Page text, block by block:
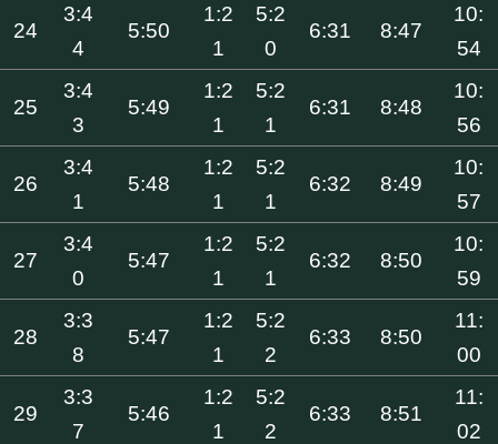
24
3:4
4
5:50
1:2
1
5:2
0
6:31 8:47
10:
54
25
3:4
3
5:49
1:2
1
5:2
1
6:31 8:48
10:
56
26
3:4
1
5:48
1:2
1
5:2
1
6:32 8:49
10:
57
27
3:4
0
5:47
1:2
1
5:2
1
6:32 8:50
10:
59
28
3:3
8
5:47
1:2
1
5:2
2
6:33 8:50
11:
00
29
3:3
7
5:46
1:2
1
5:2
2
6:33 8:51
11:
02